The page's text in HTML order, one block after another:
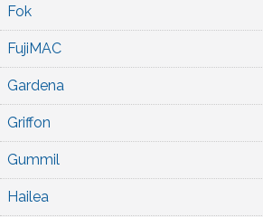
Fok
FujiMAC
Gardena
Griffon
Gummil
Hailea